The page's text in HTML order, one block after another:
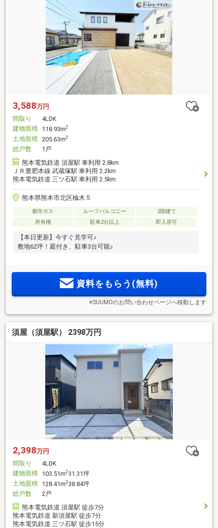
3,588万円
間取り
4LDK
建物面積 118.93m2
土地面積 205.63m2
総戸数
1戸
熊本電気鉄道 須屋駅 車利用 2.8km
ＪＲ豊肥本線 武蔵塚駅 車利用 2.2km
熊本電気鉄道 三ツ石駅 車利用 2.5km
熊本県熊本市北区楡木５
都市ガス ルーフバルコニー
2階建て
所有権
駐車2台以上 即入居可
【本日更新】今すぐ見学可♪
敷地62坪！庭付き、駐車3台可能♪
資料をもらう(無料)
※SUUMOのお問い合わせページへ移動します
須屋（須屋駅） 2398万円
2,398万円
間取り
4LDK
建物面積 103.51m2 31.31坪
土地面積 128.41m2 38.84坪
総戸数
2戸
熊本電気鉄道 須屋駅 徒歩7分
熊本電気鉄道 新須屋駅 徒歩7分
熊本電気鉄道 三ツ石駅 徒歩15分